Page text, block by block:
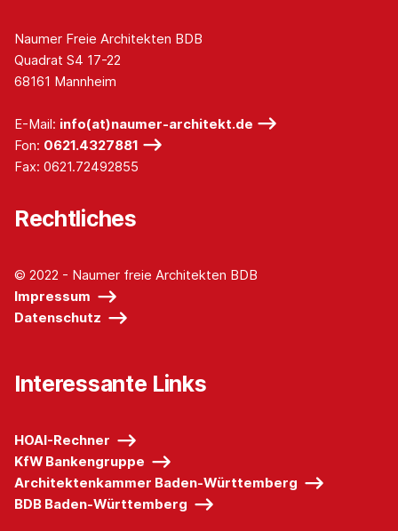
Naumer Freie Architekten BDB
Quadrat S4 17-22
68161 Mannheim
E-Mail: info(at)naumer-architekt.de
Fon: 0621.4327881
Fax: 0621.72492855
Rechtliches
© 2022 - Naumer freie Architekten BDB
Impressum
Datenschutz
Interessante Links
HOAI-Rechner
KfW Bankengruppe
Architektenkammer Baden-Württemberg
BDB Baden-Württemberg